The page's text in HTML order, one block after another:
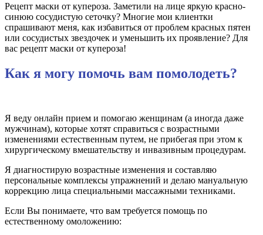
Рецепт маски от купероза. Заметили на лице яркую красно-
синюю сосудистую сеточку? Многие мои клиентки
спрашивают меня, как избавиться от проблем красных пятен
или сосудистых звездочек и уменьшить их проявление? Для
вас рецепт маски от купероза!
Как я могу помочь вам помолодеть?
Я веду онлайн прием и помогаю женщинам (а иногда даже
мужчинам), которые хотят справиться с возрастными
изменениями естественным путем, не прибегая при этом к
хирургическому вмешательству и инвазивным процедурам.
Я диагностирую возрастные изменения и составляю
персональные комплексы упражнений и делаю мануальную
коррекцию лица специальными массажными техниками.
Если Вы понимаете, что вам требуется помощь по
естественному омоложению: